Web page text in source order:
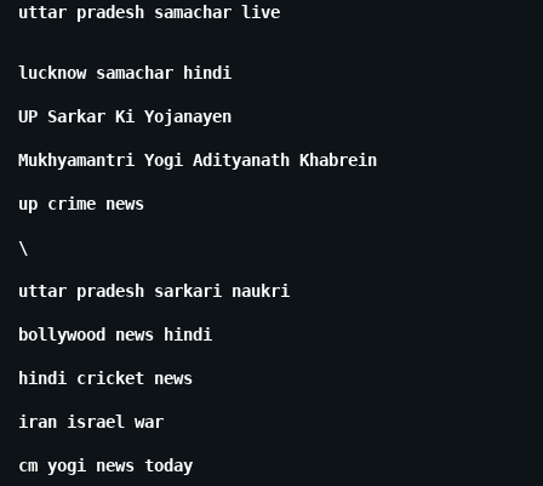
uttar pradesh samachar live
lucknow samachar hindi
UP Sarkar Ki Yojanayen
Mukhyamantri Yogi Adityanath Khabrein
up crime news
\
uttar pradesh sarkari naukri
bollywood news hindi
hindi cricket news
iran israel war
cm yogi news today